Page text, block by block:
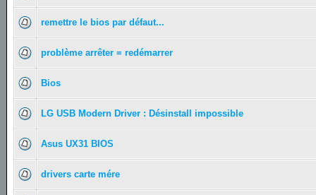
remettre le bios par défaut...
problème arrêter = redémarrer
Bios
LG USB Modern Driver : Désinstall impossible
Asus UX31 BIOS
drivers carte mére